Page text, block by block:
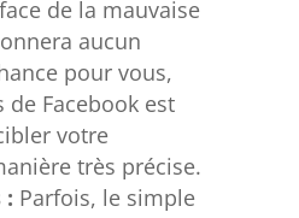
de la mauvaise
aucun
pour vous,
de Facebook est
votre
très précise.
: Parfois, le simple